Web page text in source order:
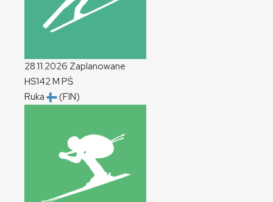
28.11.2026 Zaplanowane
HS142M PŚ
Ruka
(FIN)